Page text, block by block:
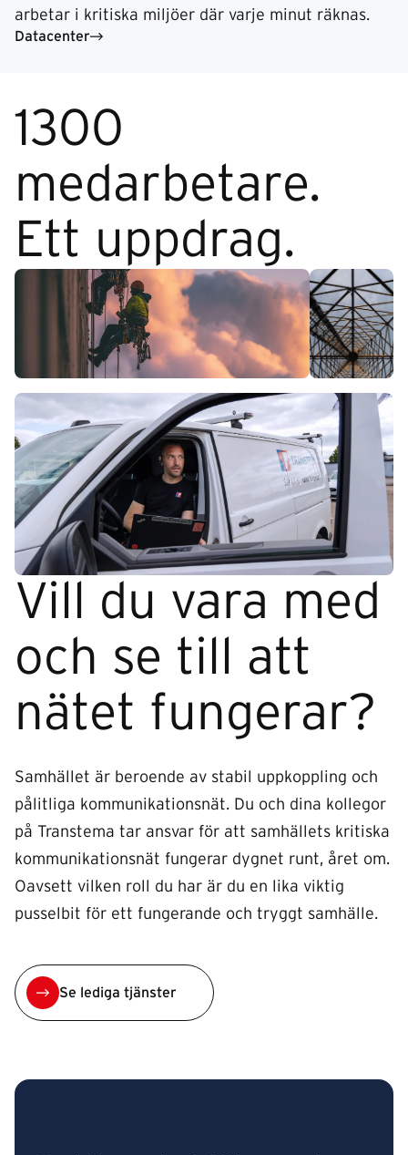
arbetar i kritiska miljöer där varje minut räknas.
Datacenter
1300
medarbetare.
Ett uppdrag.
Vill du vara med
och se till att
nätet fungerar?
Samhället är beroende av stabil uppkoppling och
pålitliga kommunikationsnät. Du och dina kollegor
på Transtema tar ansvar för att samhällets kritiska
kommunikationsnät fungerar dygnet runt, året om.
Oavsett vilken roll du har är du en lika viktig
pusselbit för ett fungerande och tryggt samhälle.
Se lediga tjänster